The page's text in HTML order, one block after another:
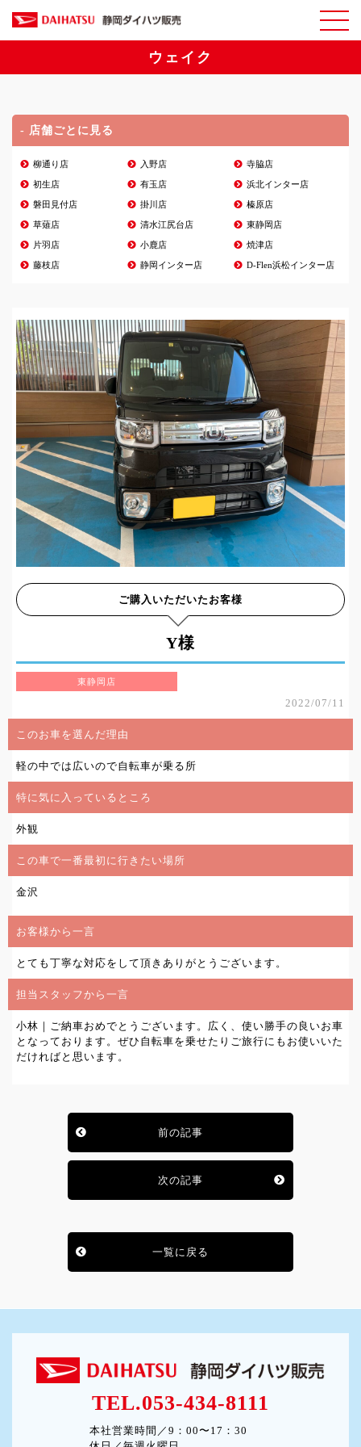
ウェイク
- 店舗ごとに見る
柳通り店 入野店 寺脇店
初生店 有玉店 浜北インター店
磐田見付店 掛川店 榛原店
草薙店 清水江尻台店 東静岡店
片羽店 小鹿店 焼津店
藤枝店 静岡インター店 D-Flen浜松インター店
ご購入いただいたお客様
Y様
東静岡店
2022/07/11
このお車を選んだ理由
軽の中では広いので自転車が乗る所
特に気に入っているところ
外観
この車で一番最初に行きたい場所
金沢
お客様から一言
とても丁寧な対応をして頂きありがとうございます。
担当スタッフから一言
小林｜ご納車おめでとうございます。広く、使い勝手の良いお車
となっております。ぜひ自転車を乗せたりご旅行にもお使いいた
だければと思います。
前の記事
次の記事
一覧に戻る
TEL.053-434-8111
本社営業時間／9：00〜17：30